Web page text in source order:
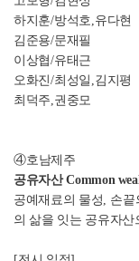
하지훈/방석호 유다현
김준용/문재필
이상협/유태근
오화진 /최성일 김지평
최덕주 권중모
④호남제주
공유자산Common
공예재료의 물성
손끝
의 삶을 잇는 공유자산